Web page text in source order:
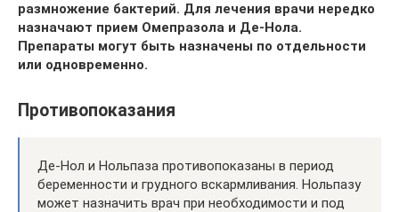
размножение бактерий. Для лечения врачи нередко
назначают прием Омепразола и Де-Нола.
Препараты могут быть назначены по отдельности
или одновременно.
Противопоказания
Де-Нол и Нольпаза противопоказаны в период
беременности и грудного вскармливания. Нольпазу
может назначить врач при необходимости и под